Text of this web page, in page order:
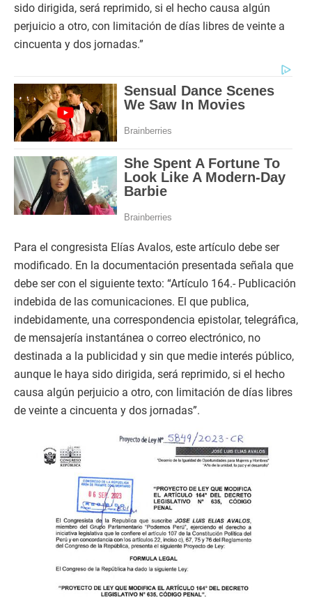
sido dirigida, será reprimido, si el hecho causa algún
perjuicio a otro, con limitación de días libres de veinte a
cincuenta y dos jornadas.”
Para el congresista Elías Avalos, este artículo debe ser
modificado. En la documentación presentada señala que
debe ser con el siguiente texto: “Artículo 164.- Publicación
indebida de las comunicaciones. El que publica,
indebidamente, una correspondencia epistolar, telegráfica,
de mensajería instantánea o correo electrónico, no
destinada a la publicidad y sin que medie interés público,
aunque le haya sido dirigida, será reprimido, si el hecho
causa algún perjuicio a otro, con limitación de días libres
de veinte a cincuenta y dos jornadas”.